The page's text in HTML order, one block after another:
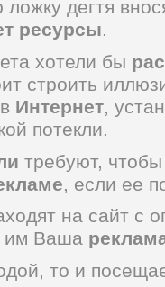
дегтя
ресурсы.
хотели бы
строить
Интернет,
потекли.
требуют,
, если ее
на сайт с
им Ваша
то и